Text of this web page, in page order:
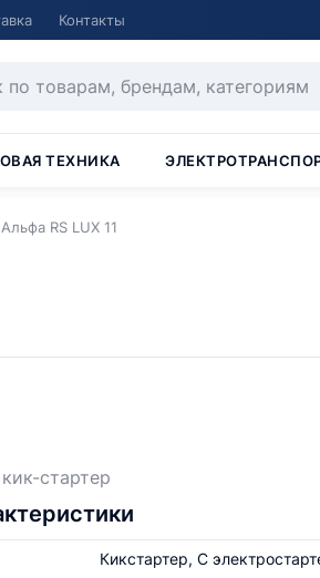
Контакты
ТЕХНИКА
RS LUX 11
стартер
Кикстартер, С